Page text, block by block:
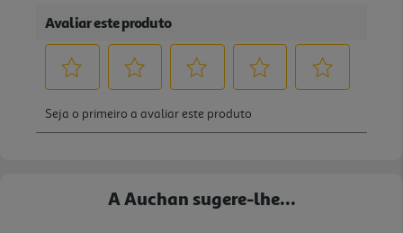
A Auchan sugere-lhe...